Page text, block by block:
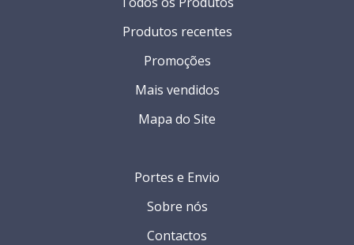
Portes e Envio
Sobre nós
Contactos
Produtos recentes
Promoções
Mais vendidos
Mapa do Site